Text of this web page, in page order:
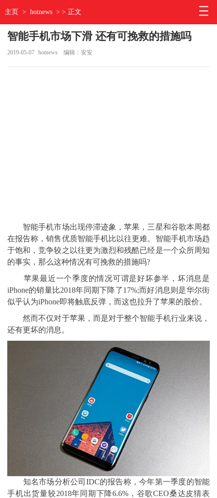
主页 > hotnews > > 正文
智能手机市场下滑 还有可挽救的措施吗
2019-05-07 hotnews 编辑：安安
智能手机市场出现停滞迹象，苹果，三星和谷歌本周都
在报告称，销售优质智能手机比以往更难。智能手机市场趋
于饱和，竞争较之以往更为激烈和残酷已经是一个众所周知
的事实，那么这种情况有可挽救的措施吗?
苹果最近一个季度的情况可谓是好坏参半，坏消息是
iPhone的销量比2018年同期下降了17%;而好消息则是华尔街
似乎认为iPhone即将触底反弹，而这也拉升了苹果的股价。
然而不仅对于苹果，而是对于整个智能手机行业来说，
还有更坏的消息。
知名市场分析公司IDC的报告称，今年第一季度的智能
手机出货量较2018年同期下降6.6%，谷歌CEO桑达皮猜表